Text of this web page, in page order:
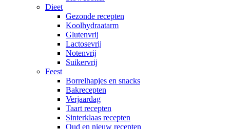
Dieet
Gezonde recepten
Koolhydraatarm
Glutenvrij
Lactosevrij
Notenvrij
Suikervrij
Feest
Borrelhapjes en snacks
Bakrecepten
Verjaardag
Taart recepten
Sinterklaas recepten
Oud en nieuw recepten